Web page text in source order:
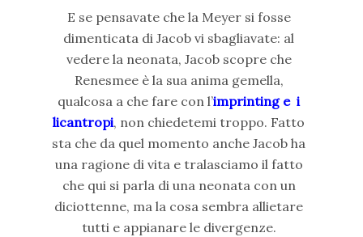
E se pensavate che la Meyer si fosse
dimenticata di Jacob vi sbagliavate: al
vedere la neonata, Jacob scopre che
Renesmee è la sua anima gemella,
qualcosa a che fare con l’imprinting e i
licantropi, non chiedetemi troppo. Fatto
sta che da quel momento anche Jacob ha
una ragione di vita e tralasciamo il fatto
che qui si parla di una neonata con un
diciottenne, ma la cosa sembra allietare
tutti e appianare le divergenze.